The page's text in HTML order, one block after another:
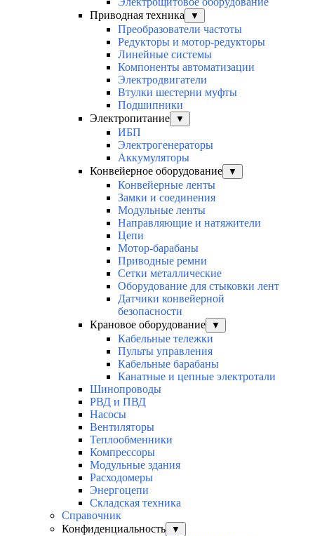
Приводная техника
▼
Преобразователи частоты
Редукторы и мотор-редукторы
Линейные системы
Компоненты автоматизации
Электродвигатели
Втулки шестерни муфты
Подшипники
Электропитание
▼
ИБП
Электрогенераторы
Аккумуляторы
Конвейерное оборудование
▼
Конвейерные ленты
Замки и соединения
Модульные ленты
Направляющие и натяжители
Цепи
Мотор-барабаны
Приводные ремни
Сетки металлические
Оборудование для стыковки лент
Датчики конвейерной
безопасности
Крановое оборудование
▼
Кабельные тележки
Пульты управления
Кабельные барабаны
Канатные и цепные электротали
Шинопроводы
РВД и ПВД
Насосы
Вентиляторы
Теплообменники
Компрессоры
Модульные здания
Расходомеры
Энергоцепи
Складская техника
Справочник
Конфиденциальность
▼